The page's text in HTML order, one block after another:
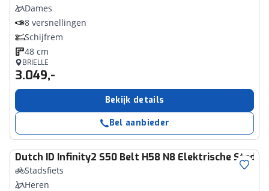
Dames
8 versnellingen
Schijfrem
48 cm
BRIELLE
3.049,-
Bekijk details
Bel aanbieder
Dutch ID Infinity2 S50 Belt H58 N8 Elektrische
Stadsfiets
Heren